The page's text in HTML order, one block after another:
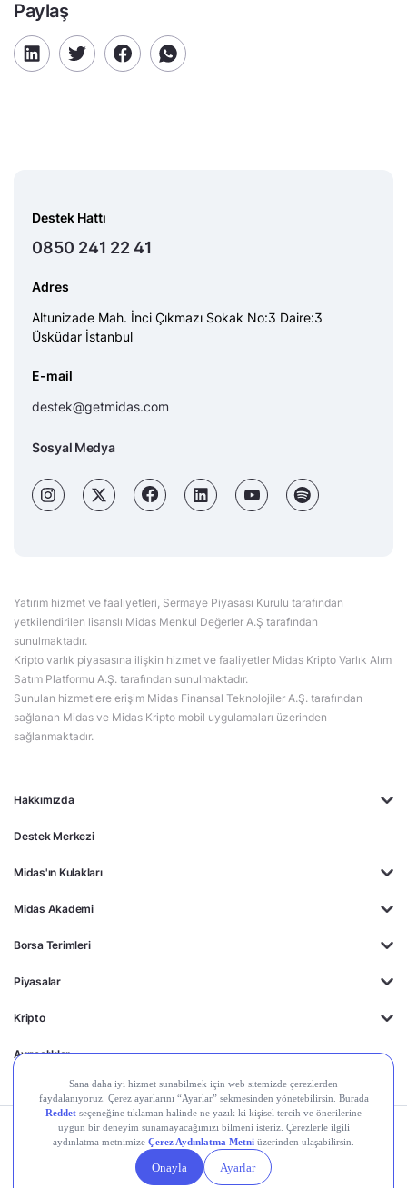
Paylaş
Hakkımızda
Destek Merkezi
Midas'ın Kulakları
Midas Akademi
Borsa Terimleri
Piyasalar
Kripto
Ayrıcalıklar
Destek Hattı
0850 241 22 41
Adres
Altunizade Mah. İnci Çıkmazı Sokak No:3 Daire:3
Üsküdar İstanbul
E-mail
destek@getmidas.com
Sosyal Medya
Yatırım hizmet ve faaliyetleri, Sermaye Piyasası Kurulu tarafından
yetkilendirilen lisanslı Midas Menkul Değerler A.Ş tarafından
sunulmaktadır.
Kripto varlık piyasasına ilişkin hizmet ve faaliyetler Midas Kripto Varlık Alım
Satım Platformu A.Ş. tarafından sunulmaktadır.
Sunulan hizmetlere erişim Midas Finansal Teknolojiler A.Ş. tarafından
sağlanan Midas ve Midas Kripto mobil uygulamaları üzerinden
sağlanmaktadır.
Kişisel Verilerin
Gizlilik
Politikası
Yasal
Duyurular
Çerez